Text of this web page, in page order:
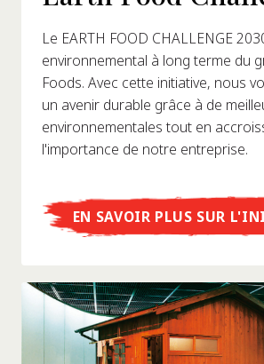
Le EARTH FOOD CHALLENGE
environnemental à long terme du
Foods. Avec cette initiative, nous
un avenir durable grâce à de
environnementales tout en
l'importance de notre entreprise.
EN SAVOIR PLUS SUR